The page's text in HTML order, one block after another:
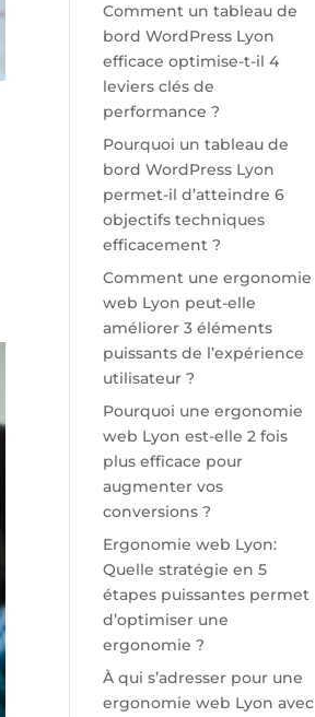
Comment un tableau de
bord WordPress Lyon
efficace optimise-t-il 4
leviers clés de
performance ?
Pourquoi un tableau de
bord WordPress Lyon
permet-il d’atteindre 6
objectifs techniques
efficacement ?
Comment une ergonomie
web Lyon peut-elle
améliorer 3 éléments
puissants de l’expérience
utilisateur ?
Pourquoi une ergonomie
web Lyon est-elle 2 fois
plus efficace pour
augmenter vos
conversions ?
Ergonomie web Lyon:
Quelle stratégie en 5
étapes puissantes permet
d’optimiser une
ergonomie ?
À qui s’adresser pour une
ergonomie web Lyon avec